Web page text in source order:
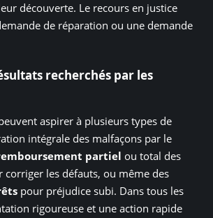
découverte. Le recours en justice
de réparation ou une demande
recherchés par les
aspirer à plusieurs types de
intégrale des malfaçons par le
partiel ou total des
corriger les défauts, ou même des
pour préjudice subi. Dans tous les
rigoureuse et une action rapide